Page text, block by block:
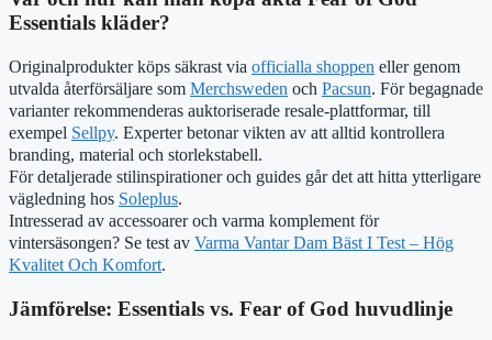
Essentials kläder?
Originalprodukter köps säkrast via officialla shoppen eller genom
utvalda återförsäljare som Merchsweden och Pacsun. För begagnade
varianter rekommenderas auktoriserade resale-plattformar, till
exempel Sellpy. Experter betonar vikten av att alltid kontrollera
branding, material och storlekstabell.
För detaljerade stilinspirationer och guides går det att hitta ytterligare
vägledning hos Soleplus.
Intresserad av accessoarer och varma komplement för
vintersäsongen? Se test av Varma Vantar Dam Bäst I Test – Hög
Kvalitet Och Komfort.
Jämförelse: Essentials vs. Fear of God huvudlinje